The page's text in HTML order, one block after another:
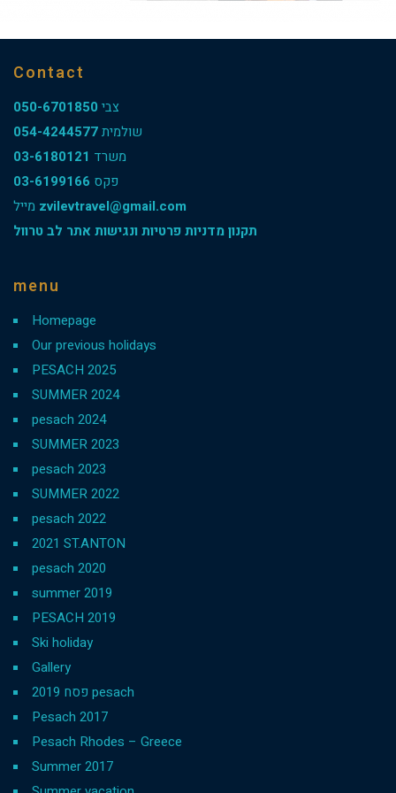
Contact
צבי 050-6701850
שולמית054-4244577
משרד 03-6180121
פקס 03-6199166
zvilevtravel@gmail.com
תקנון מדניות פרטיות ונגישות אתר לב טרוול
menu
Homepage
Our previous holidays
PESACH 2025
SUMMER 2024
pesach 2024
SUMMER 2023
pesach 2023
SUMMER 2022
pesach 2022
2021 ST.ANTON
pesach 2020
summer 2019
PESACH 2019
Ski holiday
Gallery
פסח 2019 pesach
Pesach 2017
Pesach Rhodes – Greece
Summer 2017